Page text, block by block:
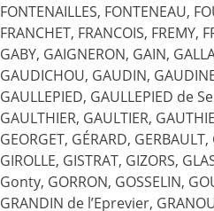
FONTENAILLES, FONTENEAU,
FRANCHET, FRANCOIS, FREMY,
GABY, GAIGNERON, GAIN,
GAUDICHOU, GAUDIN,
GAULLEPIED, GAULLEPIED de
GAULTHIER, GAULTIER,
GEORGET, GÉRARD,
GIROLLE, GISTRAT, GIZORS,
Gonty, GORRON, GOSSELIN,
GRANDIN de l’Eprevier,